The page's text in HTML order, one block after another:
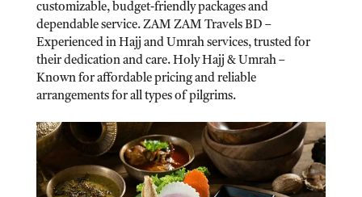
customizable, budget-friendly packages and
dependable service. ZAM ZAM Travels BD –
Experienced in Hajj and Umrah services, trusted for
their dedication and care. Holy Hajj & Umrah –
Known for affordable pricing and reliable
arrangements for all types of pilgrims.